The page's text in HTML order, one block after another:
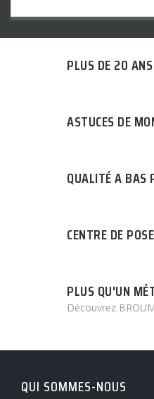
PLUS DE 20 ANS
ASTUCES DE
QUALITÉ A BAS
CENTRE DE
PLUS QU'UN
Découvrez
QUI SOMMES-NOUS